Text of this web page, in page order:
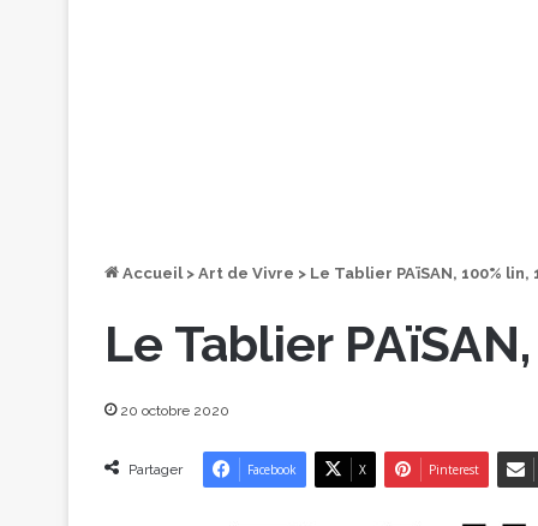
Accueil > Art de Vivre > Le Tablier PAïSAN, 100% lin,
Le Tablier
20 octobre 2020
Partager Facebook X Pinterest